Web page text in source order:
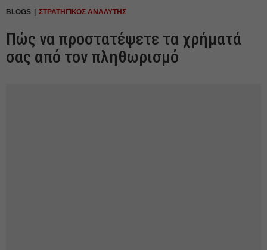
BLOGS ΣΤΡΑΤΗΓΙΚΟΣ ΑΝΑΛΥΤΗΣ
Πώς να προστατέψετε τα χρήματά
σας από τον πληθωρισμό